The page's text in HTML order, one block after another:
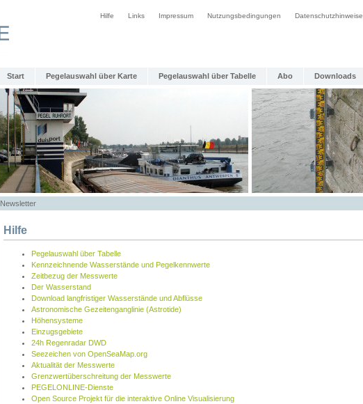
Hilfe Links Impressum Nutzungsbedingungen Datenschutzhinweise
Start Pegelauswahl über Karte Pegelauswahl über Tabelle Abo Downloads
Newsletter
Hilfe
Pegelauswahl über Tabelle
Kennzeichnende Wasserstände und Pegelkennwerte
Zeitbezug der Messwerte
Der Wasserstand
Download langfristiger Wasserstände und Abflüsse
Astronomische Gezeitenganglinie (Astrotide)
Höhensysteme
Einzugsgebiete
24h Regenradar DWD
Seezeichen von OpenSeaMap.org
Aktualität der Messwerte
Grenzwertüberschreitung der Messwerte
PEGELONLINE-Dienste
Open Source Projekt für die interaktive Online Visualisierung